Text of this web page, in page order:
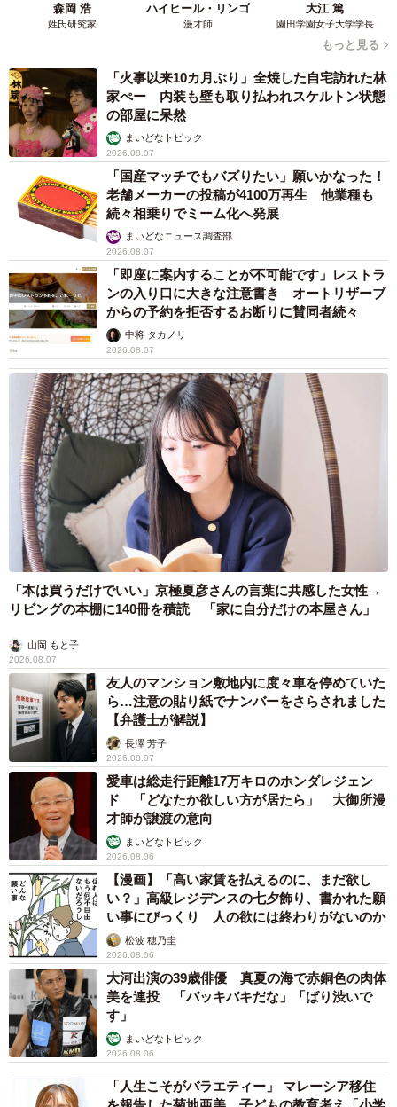
森岡 浩
姓氏研究家
ハイヒール・リンゴ
漫才師
大江 篤
園田学園女子大学学長
もっと見る
「火事以来10カ月ぶり」全焼した自宅訪れた林
家ぺー 内装も壁も取り払われスケルトン状態
の部屋に呆然
まいどなトピック
2026.08.07
「国産マッチでもバズりたい」願いかなった！
老舗メーカーの投稿が4100万再生 他業種も
続々相乗りでミーム化へ発展
まいどなニュース調査部
2026.08.07
「即座に案内することが不可能です」レストラ
ンの入り口に大きな注意書き オートリザーブ
からの予約を拒否するお断りに賛同者続々
中将 タカノリ
2026.08.07
「本は買うだけでいい」京極夏彦さんの言葉に共感した女性→
リビングの本棚に140冊を積読 「家に自分だけの本屋さん」
山岡 もと子
2026.08.07
友人のマンション敷地内に度々車を停めていた
ら…注意の貼り紙でナンバーをさらされました
【弁護士が解説】
長澤 芳子
2026.08.07
愛車は総走行距離17万キロのホンダレジェン
ド 「どなたか欲しい方が居たら」 大御所漫
才師が譲渡の意向
まいどなトピック
2026.08.06
【漫画】「高い家賃を払えるのに、まだ欲し
い？」高級レジデンスの七夕飾り、書かれた願
い事にびっくり 人の欲には終わりがないのか
松波 穂乃圭
2026.08.06
大河出演の39歳俳優 真夏の海で赤銅色の肉体
美を連投 「バッキバキだな」「ばり渋いで
す」
まいどなトピック
2026.08.06
「人生こそがバラエティー」 マレーシア移住